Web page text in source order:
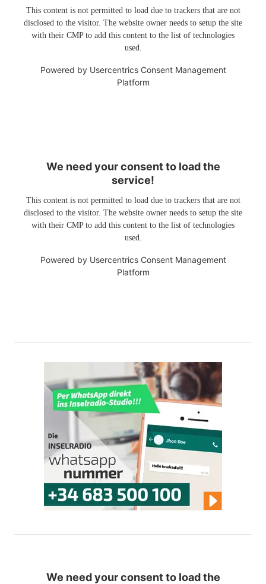
This content is not permitted to load due to trackers that are not
disclosed to the visitor. The website owner needs to setup the site
with their CMP to add this content to the list of technologies
used.
Powered by Usercentrics Consent Management
Platform
We need your consent to load the
service!
This content is not permitted to load due to trackers that are not
disclosed to the visitor. The website owner needs to setup the site
with their CMP to add this content to the list of technologies
used.
Powered by Usercentrics Consent Management
Platform
We need your consent to load the